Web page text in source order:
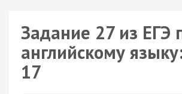
Задание 27 из ЕГЭ
английскому
17